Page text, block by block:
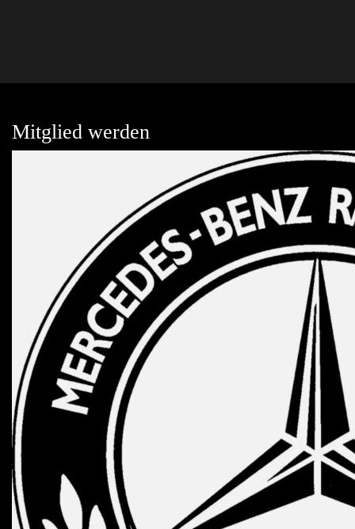
Mitglied werden